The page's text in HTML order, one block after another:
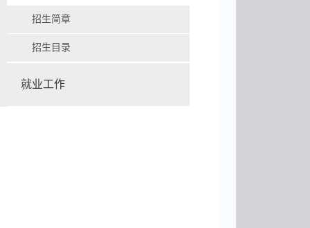
招生简章
招生目录
就业工作